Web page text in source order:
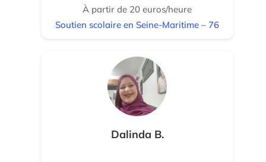
À partir de 20 euros/heure
Soutien scolaire en Seine-Maritime – 76
Dalinda B.